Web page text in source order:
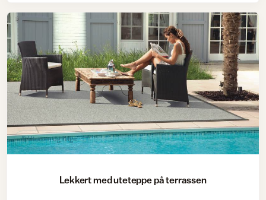
Uterom og hage
Lekkert med uteteppe på terrassen